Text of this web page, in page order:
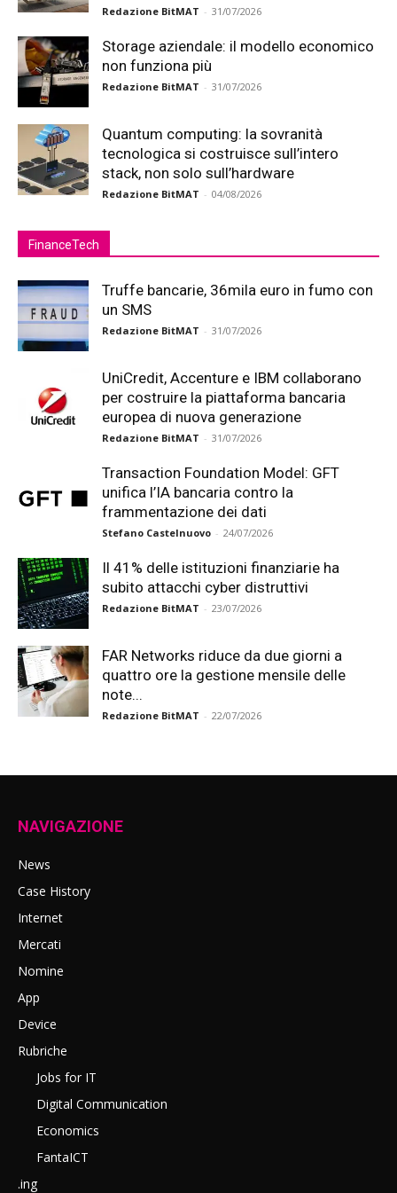
Redazione BitMAT - 31/07/2026
Storage aziendale: il modello economico
non funziona più
Redazione BitMAT - 31/07/2026
Quantum computing: la sovranità
tecnologica si costruisce sull’intero
stack, non solo sull’hardware
Redazione BitMAT - 04/08/2026
FinanceTech
Truffe bancarie, 36mila euro in fumo con
un SMS
Redazione BitMAT - 31/07/2026
UniCredit, Accenture e IBM collaborano
per costruire la piattaforma bancaria
europea di nuova generazione
Redazione BitMAT - 31/07/2026
Transaction Foundation Model: GFT
unifica l’IA bancaria contro la
frammentazione dei dati
Stefano Castelnuovo - 24/07/2026
Il 41% delle istituzioni finanziarie ha
subito attacchi cyber distruttivi
Redazione BitMAT - 23/07/2026
FAR Networks riduce da due giorni a
quattro ore la gestione mensile delle
note...
Redazione BitMAT - 22/07/2026
NAVIGAZIONE
News
Case History
Internet
Mercati
Nomine
App
Device
Rubriche
Jobs for IT
Digital Communication
Economics
FantaICT
.ing